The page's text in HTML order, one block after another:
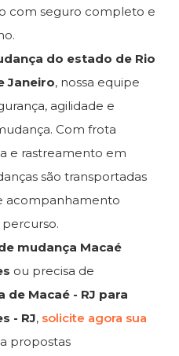
com seguro completo e
do estado de Rio
Janeiro, nossa equipe
agilidade e
Com frota
e rastreamento em
são transportadas
acompanhamento
mudança Macaé
ou precisa de
Macaé - RJ para
- RJ, solicite agora sua
propostas